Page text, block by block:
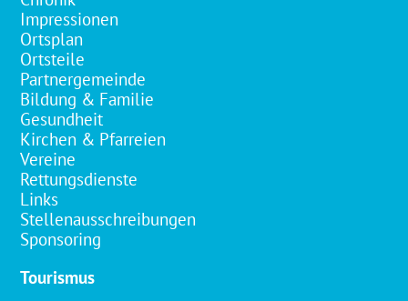
Impressionen
Ortsplan
Ortsteile
Partnergemeinde
Bildung & Familie
Gesundheit
Kirchen & Pfarreien
Vereine
Rettungsdienste
Links
Stellenausschreibungen
Sponsoring
Tourismus